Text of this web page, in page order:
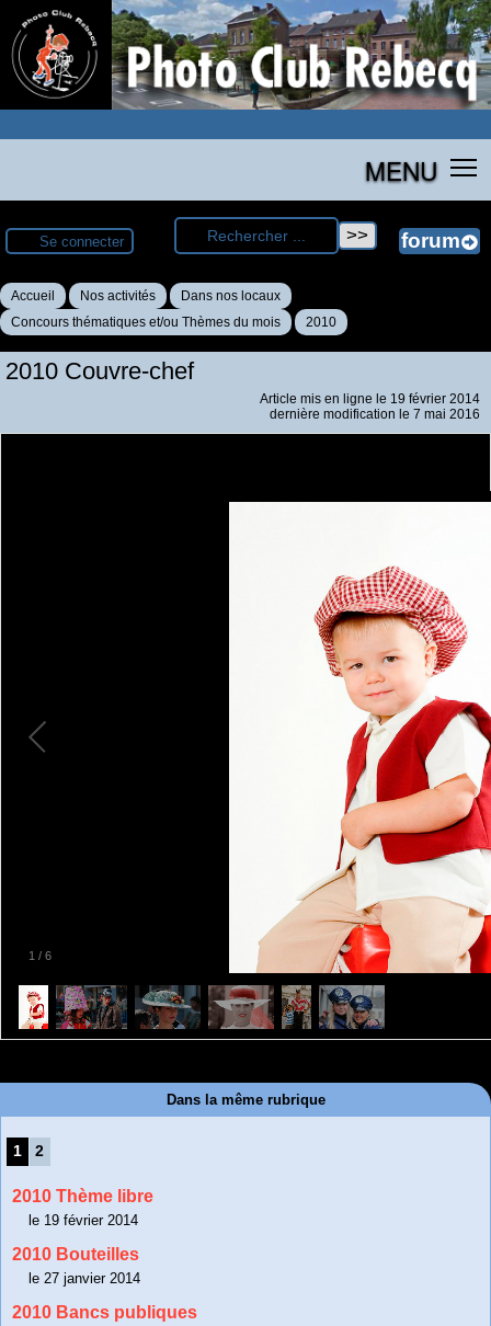
MENU
Se connecter
Accueil Nos activités
Dans nos locaux
Concours thématiques et/ou Thèmes du mois
2010
2010 Couvre-chef
Article mis en ligne le 19 février 2014
dernière modification le 7 mai 2016
1 / 6
Dans la même rubrique
1 2
2010 Thème libre
le 19 février 2014
2010 Bouteilles
le 27 janvier 2014
2010 Bancs publiques